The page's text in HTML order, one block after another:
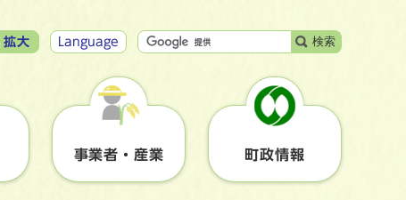
拡大 Language 検索
事業者・産業 町政情報